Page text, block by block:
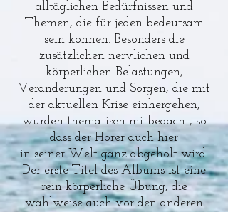
alltäglichen Bedürfnissen und
Themen, die für jeden bedeutsam
sein können. Besonders die
zusätzlichen nervlichen und
körperlichen Belastungen,
Veränderungen und Sorgen, die mit
der aktuellen Krise einhergehen,
wurden thematisch mitbedacht, so
dass der Hörer auch hier
in seinerWelt ganz abgeholt wird.
Der erste Titel des Albums ist eine
rein körperliche Übung, die
wahlweise auch vor den anderen